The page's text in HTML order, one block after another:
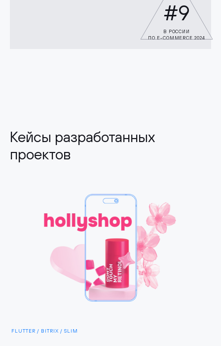
#9
В РОССИИ
ПО E-COMMERCE 2024
Кейсы разработанных
проектов
FLUTTER / BITRIX / SLIM